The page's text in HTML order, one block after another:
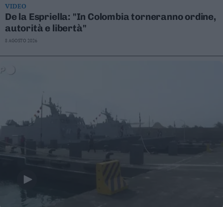
VIDEO
De la Espriella: "In Colombia torneranno ordine,
autorità e libertà"
8 AGOSTO 2026